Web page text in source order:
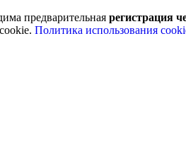
предварительная регистрация
Политика использования